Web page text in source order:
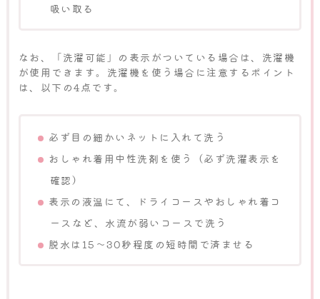
吸い取る
なお、「洗濯可能」の表示がついている場合は、洗濯機
が使用できます。洗濯機を使う場合に注意するポイント
は、以下の4点です。
必ず目の細かいネットに入れて洗う
おしゃれ着用中性洗剤を使う（必ず洗濯表示を
確認）
表示の液温にて、ドライコースやおしゃれ着コ
ースなど、水流が弱いコースで洗う
脱水は15〜30秒程度の短時間で済ませる